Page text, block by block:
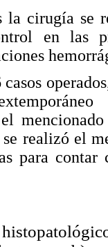
la cirugía se
en las
realizó el
para